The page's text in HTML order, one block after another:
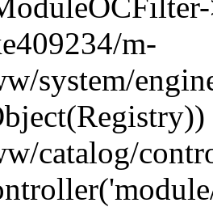
m-
system/
catalog/